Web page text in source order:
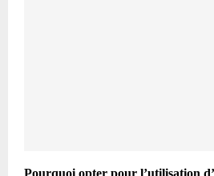
Pourquoi opter pour l’utilisation